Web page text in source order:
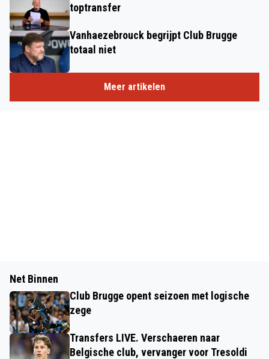
toptransfer
Vanhaezebrouck begrijpt Club Brugge
totaal niet
Meer artikelen
Net Binnen
Club Brugge opent seizoen met logische
zege
Transfers LIVE. Verschaeren naar
Belgische club, vervanger voor Tresoldi